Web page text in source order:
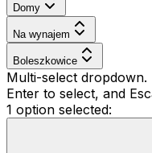
Domy
Na wynajem
Boleszkowice
Multi-select
Enter to select, and
1 option selected: